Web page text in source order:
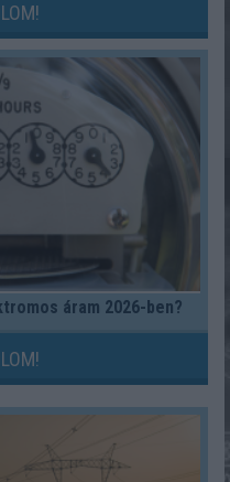
áram 2026-ben?